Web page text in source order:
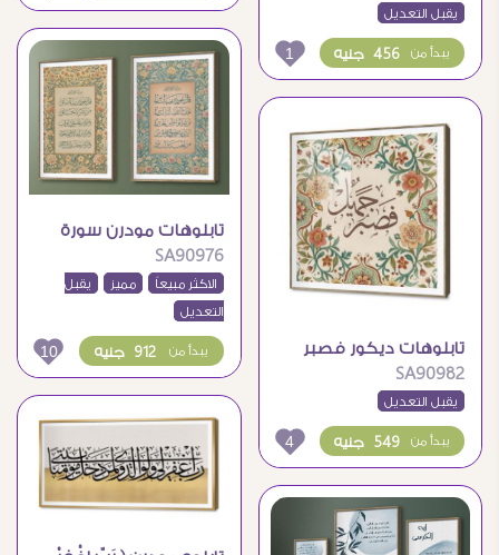
يقبل التعديل
456 جنيه يبدأ من 1
تابلوهات ديكور فصبر
جميل – مزخرف بالزهور
SA90982
يقبل التعديل
549 جنيه يبدأ من 4
تابلوهات مودرن سورة
الفلق – سورة الناس
SA90976
الاكثر مبيعاً مميز
يقبل
التعديل
912 جنيه يبدأ من 10